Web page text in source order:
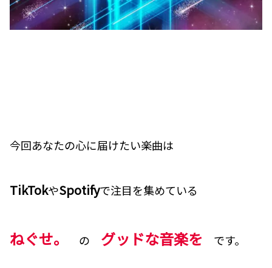
今回あなたの心に届けたい楽曲は
TikTokやSpotifyで注目を集めている
ねぐせ。 の グッドな音楽を です。